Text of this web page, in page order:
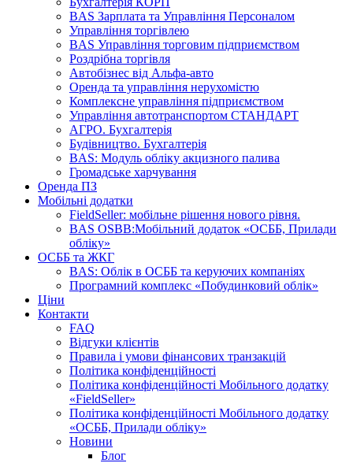
BAS Зарплата та Управління Персоналом
Управління торгівлею
BAS Управління торговим підприємством
Роздрібна торгівля
Автобізнес від Альфа-авто
Оренда та управління нерухомістю
Комплексне управління підприємством
Управління автотранспортом СТАНДАРТ
АГРО. Бухгалтерія
Будівництво. Бухгалтерія
BAS: Модуль обліку акцизного палива
Громадське харчування
Оренда ПЗ
Мобільні додатки
FieldSeller: мобільне рішення нового рівня.
BAS OSBB:Мобільний додаток «ОСББ, Прилади
обліку»
ОСББ та ЖКГ
BAS: Облік в ОСББ та керуючих компаніях
Програмний комплекс «Побудинковий облік»
Ціни
Контакти
FAQ
Відгуки клієнтів
Правила і умови фінансових транзакцій
Політика конфіденційності
Політика конфіденційності Мобільного додатку
«FieldSeller»
Політика конфіденційності Мобільного додатку
«ОСББ, Прилади обліку»
Новини
Блог